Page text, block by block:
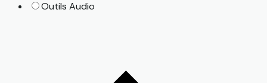
Outils Audio